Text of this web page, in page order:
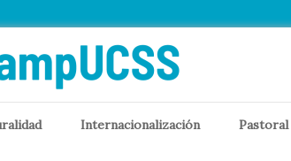
Internacionalización